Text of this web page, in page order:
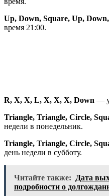
Up, Down, Square, Up,
время 21:00.
R, X, X, L, X, X, X, Down —
Triangle, Triangle, Circle,
недели в понедельник.
Triangle, Triangle, Circle,
день недели в субботу.
Читайте также:
Дата
подробности о